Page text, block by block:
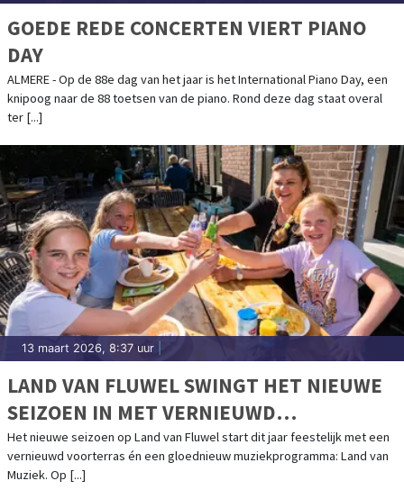
GOEDE REDE CONCERTEN VIERT PIANO
DAY
ALMERE - Op de 88e dag van het jaar is het International Piano Day, een
knipoog naar de 88 toetsen van de piano. Rond deze dag staat overal
ter [...]
13 maart 2026, 8:37 uur
LAND VAN FLUWEL SWINGT HET NIEUWE
SEIZOEN IN MET VERNIEUWD
VOORTERRAS EN LAND VAN MUZIEK
Het nieuwe seizoen op Land van Fluwel start dit jaar feestelijk met een
vernieuwd voorterras én een gloednieuw muziekprogramma: Land van
Muziek. Op [...]